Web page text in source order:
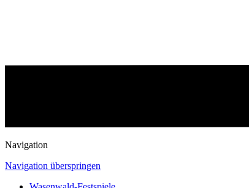
Navigation
Navigation überspringen